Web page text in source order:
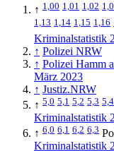
↑ 1,00 1,01 1,02
1,13 1,14 1,15 1,16
Kriminalstatistik
↑ Polizei NRW
↑ Polizei Hamm
März 2023
↑ Justiz.NRW
↑ 5,0 5,1 5,2 5,3 5,4
Kriminalstatistik
↑ 6,0 6,1 6,2 6,3
Kriminalstatistik